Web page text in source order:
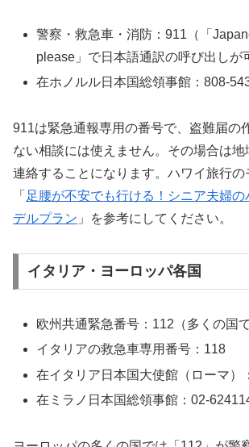
警察・救急車・消防：911（「
please」で日本語通訳の呼び出しが
在ホノルル日本国総領事館：808-
911は緊急通報専用の番号で、盗難届の
ない相談には使えません。その場合は
連絡することになります。ハワイ旅行の
「 足腰が不安でも行ける！シニア夫婦
デルプラン 」を参考にしてください。
イタリア・ヨーロッパ各国
欧州共通緊急番号：112（多くの国
イタリアの救急車専用番号：118
在イタリア日本国大使館（ローマ）
在ミラノ日本国総領事館：02-